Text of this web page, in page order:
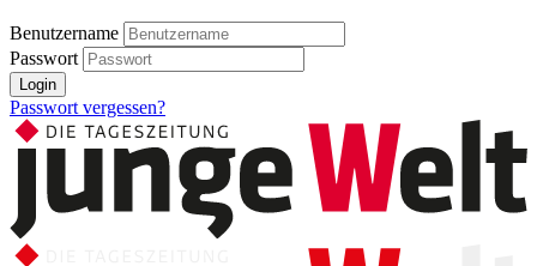
Benutzername
Passwort
Login
Passwort vergessen?